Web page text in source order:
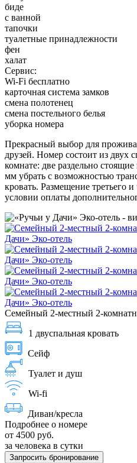
биде
с ванной
тапочки
туалетные принадлежности
фен
халат
Сервис:
Wi-Fi бесплатно
карточная система замков
смена полотенец
смена постельного белья
уборка номера
Прекрасный выбор для
друзей. Номер состоит из двух
комнате: две раздельно
мм убрать с возможностью
кровать. Размещение третьего и
условии оплаты
Семейный 2-местный 2-
1 двуспальная кровать
Сейф
Туалет и душ
Wi-fi
Диван/кресла
Подробнее о номере
от 4500 руб.
за человека в сутки
Запросить бронирование